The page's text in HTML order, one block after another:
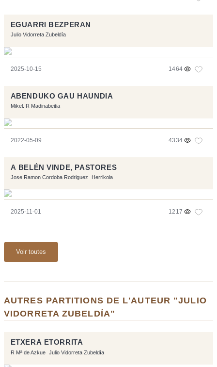
EGUARRI BEZPERAN
Julio Vidorreta Zubeldía
2025-10-15 1464
ABENDUKO GAU HAUNDIA
Mikel. R Madinabeitia
2022-05-09 4334
A BELÉN VINDE, PASTORES
Jose Ramon Cordoba Rodriguez Herrikoia
2025-11-01 1217
Voir toutes
AUTRES PARTITIONS DE L'AUTEUR "JULIO
VIDORRETA ZUBELDÍA"
ETXERA ETORRITA
R Mª de Azkue Julio Vidorreta Zubeldía